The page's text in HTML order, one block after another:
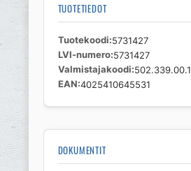
TUOTETIEDOT
Tuotekoodi 5731427
LVI-numero 5731427
Valmistajakoodi 502.339.00.1
EAN 4025410645531
DOKUMENTIT